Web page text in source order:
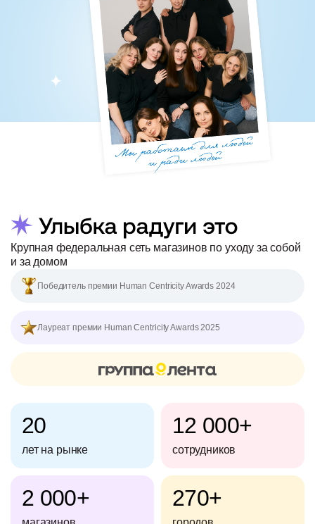
Победитель премии Human Centricity Awards 2024
Лауреат премии Human Centricity Awards 2025
Крупная федеральная сеть магазинов по уходу за собой
и за домом
20
лет на рынке
12 000+
сотрудников
2 000+ 270+